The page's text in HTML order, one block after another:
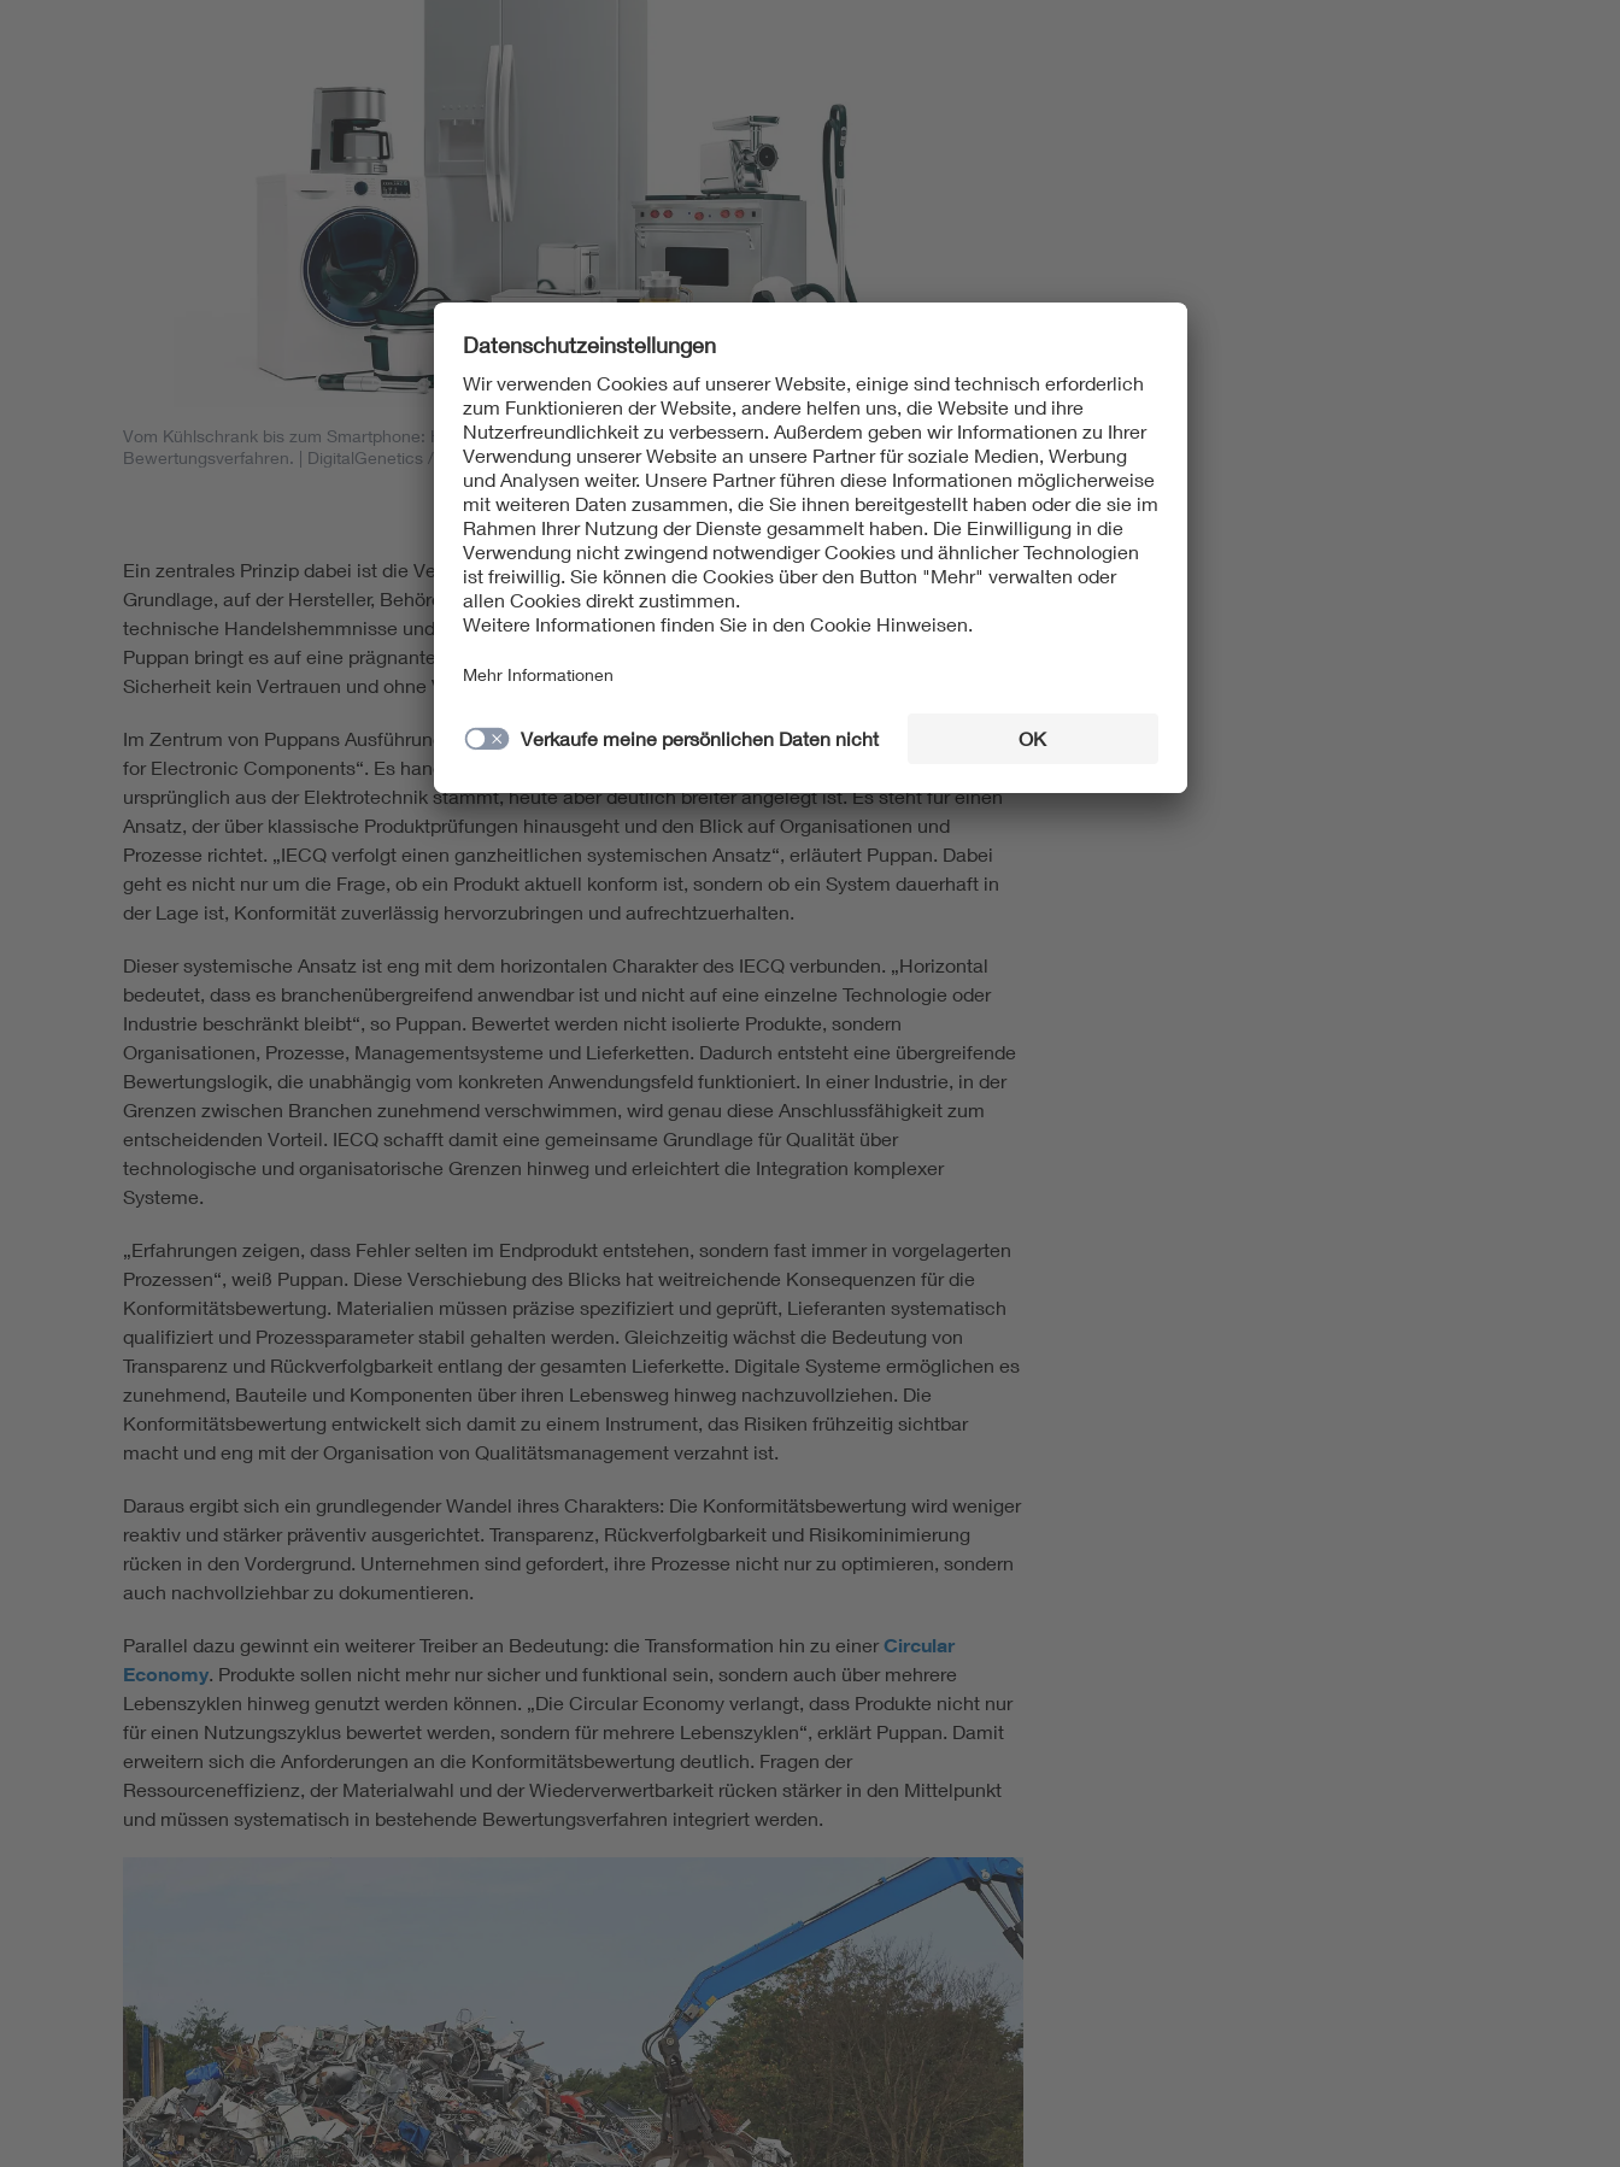
Vom Kühlschrank bis zum Smartphone: Hinter jedem Elektrogerät stehen Normen, Prüfungen und internationale
Bewertungsverfahren. | DigitalGenetics / stock.adobe.com
Ein zentrales Prinzip dabei ist die Vergleichbarkeit. Konformitätsbewertung schafft eine gemeinsame
Grundlage, auf der Hersteller, Behörden und Anwender weltweit agieren können. Sie reduziert
technische Handelshemmnisse und ermöglicht es, Prüfergebnisse über Grenzen hinweg anzuerkennen.
Puppan bringt es auf eine prägnante Formel: „Ohne Konformitätsbewertung keine Sicherheit, ohne
Sicherheit kein Vertrauen und ohne Vertrauen kein globaler Markt.“
Im Zentrum von Puppans Ausführungen steht das IECQ-System, das „IEC Quality Assessment System
for Electronic Components“. Es handelt sich um ein internationales Bewertungssystem, das
ursprünglich aus der Elektrotechnik stammt, heute aber deutlich breiter angelegt ist. Es steht für einen
Ansatz, der über klassische Produktprüfungen hinausgeht und den Blick auf Organisationen und
Prozesse richtet. „IECQ verfolgt einen ganzheitlichen systemischen Ansatz“, erläutert Puppan. Dabei
geht es nicht nur um die Frage, ob ein Produkt aktuell konform ist, sondern ob ein System dauerhaft in
der Lage ist, Konformität zuverlässig hervorzubringen und aufrechtzuerhalten.
Dieser systemische Ansatz ist eng mit dem horizontalen Charakter des IECQ verbunden. „Horizontal
bedeutet, dass es branchenübergreifend anwendbar ist und nicht auf eine einzelne Technologie oder
Industrie beschränkt bleibt“, so Puppan. Bewertet werden nicht isolierte Produkte, sondern
Organisationen, Prozesse, Managementsysteme und Lieferketten. Dadurch entsteht eine übergreifende
Bewertungslogik, die unabhängig vom konkreten Anwendungsfeld funktioniert. In einer Industrie, in der
Grenzen zwischen Branchen zunehmend verschwimmen, wird genau diese Anschlussfähigkeit zum
entscheidenden Vorteil. IECQ schafft damit eine gemeinsame Grundlage für Qualität über
technologische und organisatorische Grenzen hinweg und erleichtert die Integration komplexer
Systeme.
„Erfahrungen zeigen, dass Fehler selten im Endprodukt entstehen, sondern fast immer in vorgelagerten
Prozessen“, weiß Puppan. Diese Verschiebung des Blicks hat weitreichende Konsequenzen für die
Konformitätsbewertung. Materialien müssen präzise spezifiziert und geprüft, Lieferanten systematisch
qualifiziert und Prozessparameter stabil gehalten werden. Gleichzeitig wächst die Bedeutung von
Transparenz und Rückverfolgbarkeit entlang der gesamten Lieferkette. Digitale Systeme ermöglichen es
zunehmend, Bauteile und Komponenten über ihren Lebensweg hinweg nachzuvollziehen. Die
Konformitätsbewertung entwickelt sich damit zu einem Instrument, das Risiken frühzeitig sichtbar
macht und eng mit der Organisation von Qualitätsmanagement verzahnt ist.
Daraus ergibt sich ein grundlegender Wandel ihres Charakters: Die Konformitätsbewertung wird weniger
reaktiv und stärker präventiv ausgerichtet. Transparenz, Rückverfolgbarkeit und Risikominimierung
rücken in den Vordergrund. Unternehmen sind gefordert, ihre Prozesse nicht nur zu optimieren, sondern
auch nachvollziehbar zu dokumentieren.
Parallel dazu gewinnt ein weiterer Treiber an Bedeutung: die Transformation hin zu einerCircular
Economy. Produkte sollen nicht mehr nur sicher und funktional sein, sondern auch über mehrere
Lebenszyklen hinweg genutzt werden können. „Die Circular Economy verlangt, dass Produkte nicht nur
für einen Nutzungszyklus bewertet werden, sondern für mehrere Lebenszyklen“, erklärt Puppan. Damit
erweitern sich die Anforderungen an die Konformitätsbewertung deutlich. Fragen der
Ressourceneffizienz, der Materialwahl und der Wiederverwertbarkeit rücken stärker in den Mittelpunkt
und müssen systematisch in bestehende Bewertungsverfahren integriert werden.